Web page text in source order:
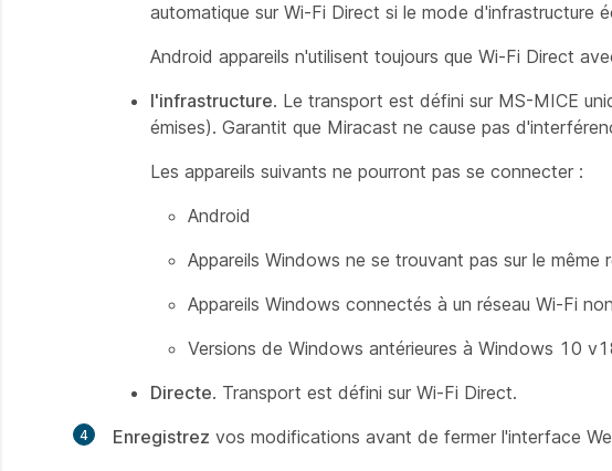
automatique sur Wi-Fi Direct si le mode d'infrastructure
Android appareils n'utilisent toujours que Wi-Fi Direct
l'infrastructure. Le transport est défini sur MS-MICE
émises). Garantit que Miracast ne cause pas
Les appareils suivants ne pourront pas se connecter :
Android
Appareils Windows ne se trouvant pas sur le même
Appareils Windows connectés à un réseau Wi-Fi
Versions de Windows antérieures à Windows 10
Directe. Transport est défini sur Wi-Fi Direct.
Enregistrez vos modifications avant de fermer l'interface